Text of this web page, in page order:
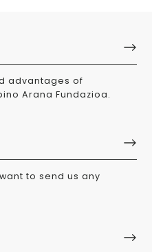
advantages of
Arana Fundazioa.
to send us any